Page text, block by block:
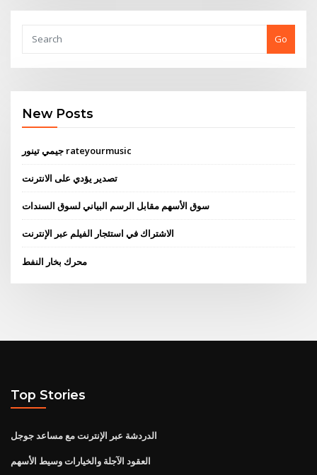
Go
New Posts
جيمي تينور rateyourmusic
تصدير يؤدي على الانترنت
سوق الأسهم مقابل الرسم البياني لسوق السندات
الاشتراك في استئجار الفيلم عبر الإنترنت
محرك بخار النفط
Top Stories
الدردشة عبر الإنترنت مع مساعد جوجل
العقود الآجلة والخيارات وسيط الأسهم